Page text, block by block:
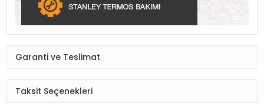
Garanti ve Teslimat
Taksit Seçenekleri